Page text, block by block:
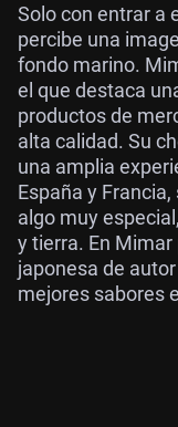
Solo con entrar a
percibe una
fondo marino.
el que destaca
productos de
alta calidad. Su
una amplia
España y
algo muy
y tierra. En
japonesa de
mejores sabores